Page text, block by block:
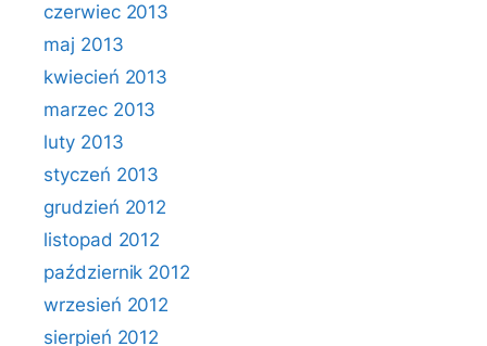
czerwiec 2013
maj 2013
kwiecień 2013
marzec 2013
luty 2013
styczeń 2013
grudzień 2012
listopad 2012
październik 2012
wrzesień 2012
sierpień 2012